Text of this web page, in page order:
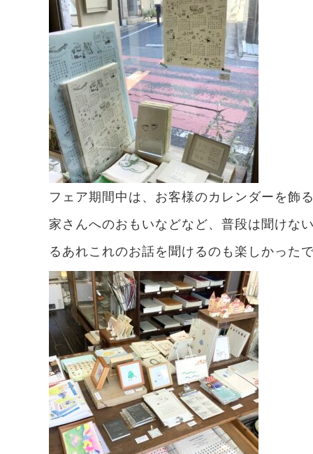
フェア期間中は、お客様のカレンダーを飾
家さんへのおもいなどなど、普段は聞けな
るあれこれのお話を聞けるのも楽しかった